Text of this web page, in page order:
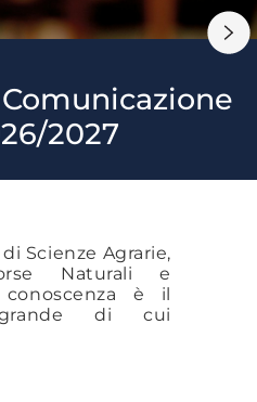
2027
Scienze Agrarie,
Naturali e
conoscenza è il
di cui